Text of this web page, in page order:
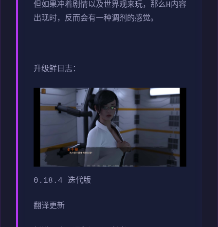
但如果冲着剧情以及世界观来玩，那么H内容
出现时，反而会有一种调剂的感觉。
升级鲜日志：
0.18.4 迭代版
翻译更新